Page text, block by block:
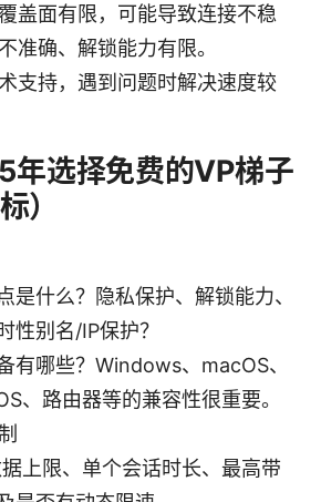
盖面有限，可能导致连接不稳
准确、解锁能力有限。
支持，遇到问题时解决速度较
年选择免费的VP梯子
）
是什么？隐私保护、解锁能力、
性别名/IP保护？
有哪些？Windows、macOS、
、路由器等的兼容性很重要。
上限、单个会话时长、最高带